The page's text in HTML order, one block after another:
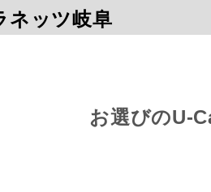
ネッツ岐阜
お選びのU-